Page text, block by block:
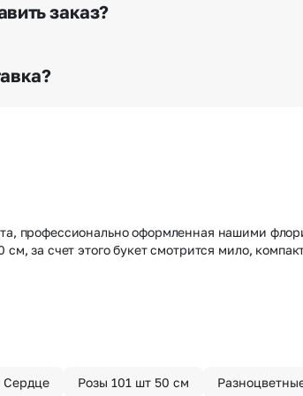
заказ?
профессионально оформленная нашими
за счет этого букет смотрится мило,
Сердце Розы 101 шт 50 см